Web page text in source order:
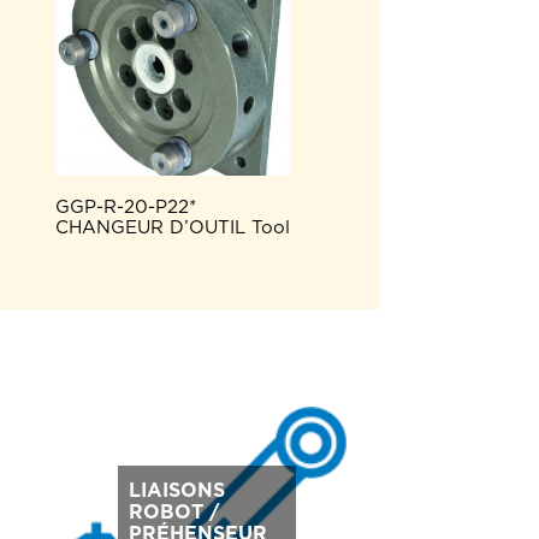
GGP-R-20-P22*
CHANGEUR D’OUTIL Tool
LIAISONS
ROBOT /
PRÉHENSEUR